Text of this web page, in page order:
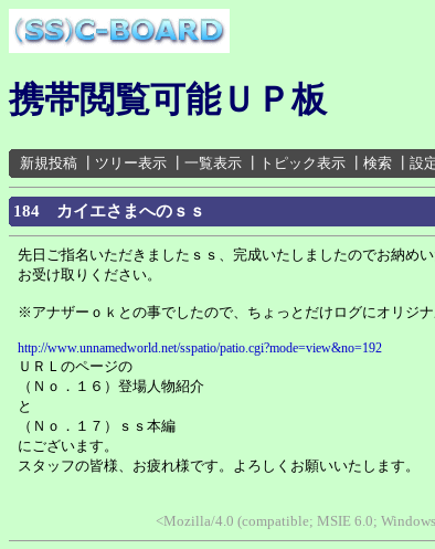
携帯閲覧可能ＵＰ板
新規投稿 ツリー表示 一覧表示 トピック表示 検索 設
184 カイエさまへのｓｓ
先日ご指名いただきましたｓｓ、完成いたしましたのでお納めい
お受け取りください。
※アナザーｏｋとの事でしたので、ちょっとだけログにオリジ
http://www.unnamedworld.net/sspatio/patio.cgi?mode=view&no=192
ＵＲＬのページの
（Ｎｏ．１６）登場人物紹介
と
（Ｎｏ．１７）ｓｓ本編
にございます。
スタッフの皆様、お疲れ様です。よろしくお願いいたします。
<Mozilla/4.0 (compatible; MSIE 6.0;